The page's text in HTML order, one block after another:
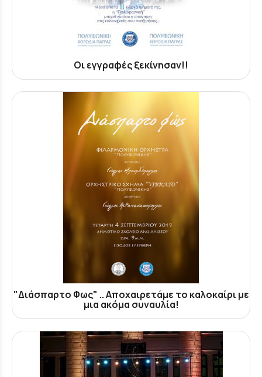
Οι εγγραφές ξεκίνησαν!!
"Διάσπαρτο Φως" .. Αποχαιρετάμε το καλοκαίρι με
μια ακόμα συναυλία!